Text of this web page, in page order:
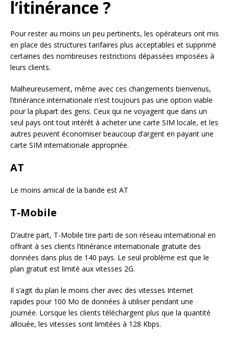
l’itinérance ?
Pour rester au moins un peu pertinents, les opérateurs ont mis
en place des structures tarifaires plus acceptables et supprimé
certaines des nombreuses restrictions dépassées imposées à
leurs clients.
Malheureusement, même avec ces changements bienvenus,
l’itinérance internationale n’est toujours pas une option viable
pour la plupart des gens. Ceux qui ne voyagent que dans un
seul pays ont tout intérêt à acheter une carte SIM locale, et les
autres peuvent économiser beaucoup d’argent en payant une
carte SIM internationale appropriée.
AT
Le moins amical de la bande est AT
T-Mobile
D’autre part, T-Mobile tire parti de son réseau international en
offrant à ses clients l’itinérance internationale gratuite des
données dans plus de 140 pays. Le seul problème est que le
plan gratuit est limité aux vitesses 2G.
Il s’agit du plan le moins cher avec des vitesses Internet
rapides pour 100 Mo de données à utiliser pendant une
journée. Lorsque les clients téléchargent plus que la quantité
allouée, les vitesses sont limitées à 128 Kbps.